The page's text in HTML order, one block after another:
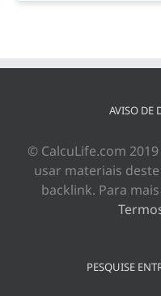
AVISO DE
© CalcuLife.com
usar materiais
backlink. Para
PESQUISE